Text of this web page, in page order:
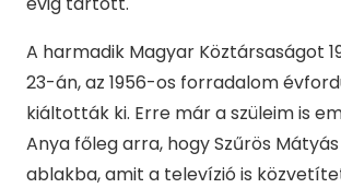
A harmadik Magyar Köztársaságot
23-án, az 1956-os forradalom
kiáltották ki. Erre már a szüleim is
Anya főleg arra, hogy Szűrös
ablakba, amit a televízió is